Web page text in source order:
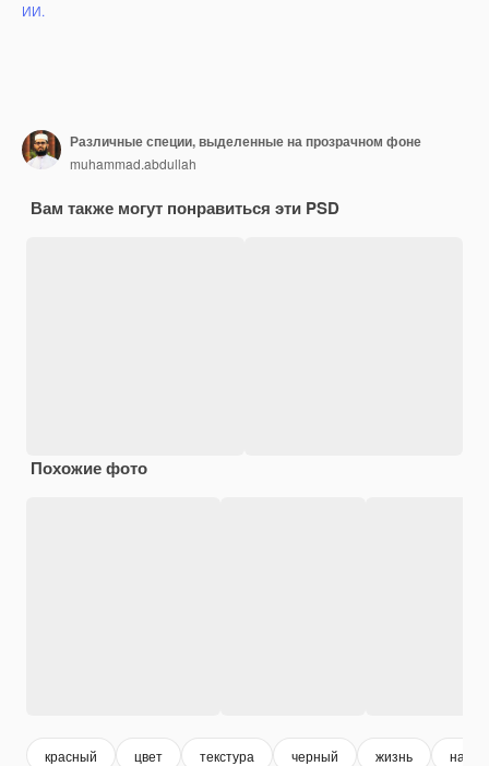
ИИ.
Различные специи, выделенные на прозрачном фоне
muhammad.abdullah
Вам также могут понравиться эти PSD
Похожие фото
красный цвет текстура черный жизнь